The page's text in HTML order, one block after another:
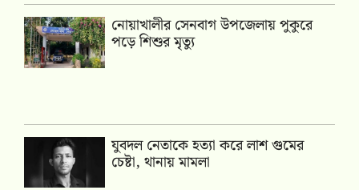
নোয়াখালীর সেনবাগ উপজেলায় পুকুরে
পড়ে শিশুর মৃত্যু
যুবদল নেতাকে হত্যা করে লাশ গুমের
চেষ্টা, থানায় মামলা